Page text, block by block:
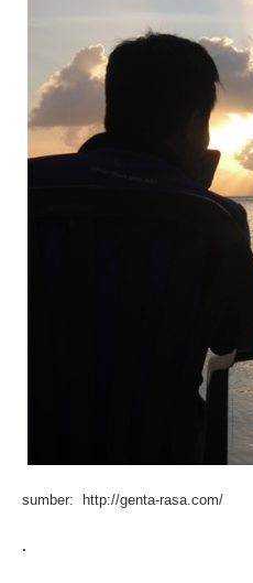
sumber: http://genta-rasa.com/
.